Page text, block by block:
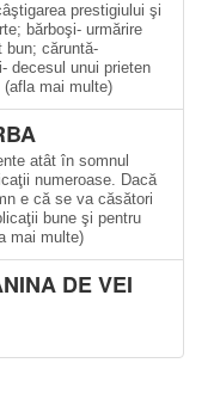
prestigiului şi
bărboşi- urmărire
bun; căruntă-
decesul unui prieten
mai multe)
atât în somnul
numeroase. Dacă
e că se va căsători
bune şi pentru
mai multe)
DE VEI